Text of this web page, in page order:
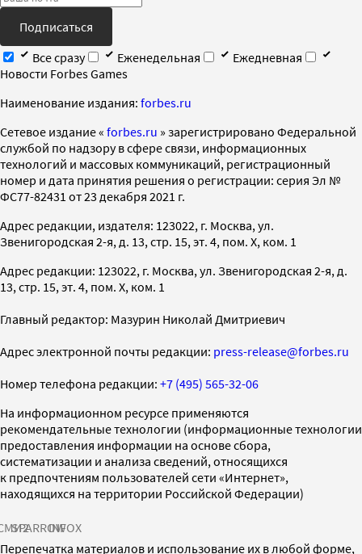
Подписаться
Все сразу
Еженедельная
Ежедневная
Новости Forbes Games
Наименование издания: forbes.ru
Cетевое издание « forbes.ru » зарегистрировано Федеральной
службой по надзору в сфере связи, информационных
технологий и массовых коммуникаций, регистрационный
номер и дата принятия решения о регистрации: серия Эл №
ФС77-82431 от 23 декабря 2021 г.
Адрес редакции, издателя: 123022, г. Москва, ул.
Звенигородская 2-я, д. 13, стр. 15, эт. 4, пом. X, ком. 1
Адрес редакции: 123022, г. Москва, ул. Звенигородская 2-я, д.
13, стр. 15, эт. 4, пом. X, ком. 1
Главный редактор: Мазурин Николай Дмитриевич
Адрес электронной почты редакции: press-release@forbes.ru
Номер телефона редакции: +7 (495) 565-32-06
На информационном ресурсе применяются
рекомендательные технологии (информационные технологии
предоставления информации на основе сбора,
систематизации и анализа сведений, относящихся
к предпочтениям пользователей сети «Интернет»,
находящихся на территории Российской Федерации)
SPARROWINFOX
Перепечатка материалов и использование их в любой форме,